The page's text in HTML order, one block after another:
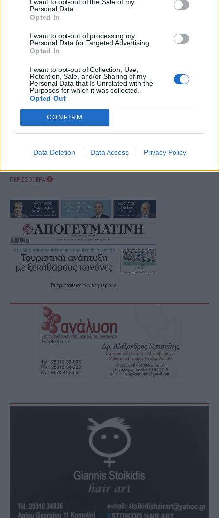
I want to opt-out of the Sale of my
Personal Data.
Opted In
I want to opt-out of processing my
Personal Data for Targeted Advertising.
Opted In
I want to opt-out of Collection, Use,
Retention, Sale, and/or Sharing of my
Personal Data that Is Unrelated with the
Purposes for which it was collected.
Opted Out
CONFIRM
Data Deletion Data Access Privacy Policy
ΠΕΡΙΣΣΟΤΕΡΑ
Τα πρωτοσέλιδα των εφημερίδων